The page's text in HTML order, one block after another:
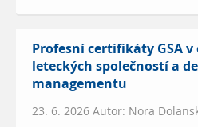
Profesní certifikáty GSA
leteckých společností a
managementu
23. 6. 2026 Autor: Nora